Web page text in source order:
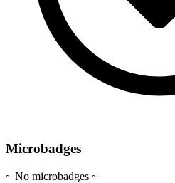
Microbadges
~ No microbadges ~